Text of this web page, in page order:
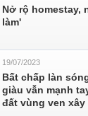
Nở rộ homestay,
làm'
19/07/2023
Bất chấp làn
giàu vẫn mạnh
đất vùng ven xây